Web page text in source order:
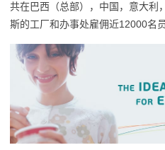
共在巴西（总部），中国，意大利
斯的工厂和办事处雇佣近12000名员